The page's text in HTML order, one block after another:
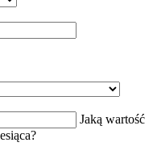
Jaką wartość